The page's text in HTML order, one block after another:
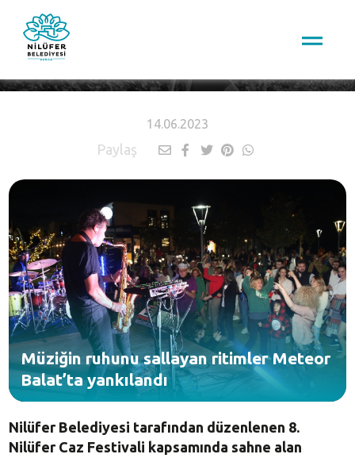
14.06.2023
Paylaş
Müziğin ruhunu sallayan ritimler Meteor
Balat’ta yankılandı
Nilüfer Belediyesi tarafından düzenlenen 8.
Nilüfer Caz Festivali kapsamında sahne alan